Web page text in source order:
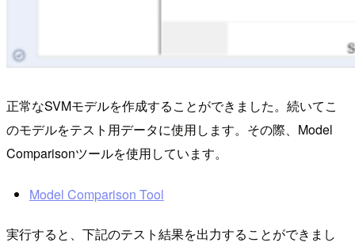
正常なSVMモデルを作成することができました。続いてこ
のモデルをテスト用データに使用します。その際、Model
Comparisonツールを使用しています。
Model Comparison Tool
実行すると、下記のテスト結果を出力することができまし